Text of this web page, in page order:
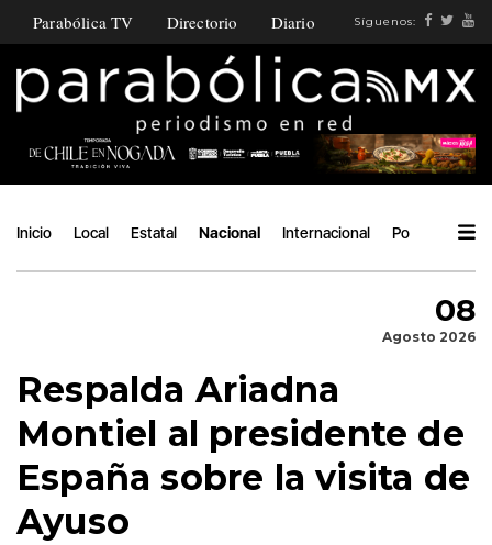
Parabólica TV Directorio Diario Síguenos:
Inicio Local Estatal Nacional Internacional Política
08
Agosto 2026
Respalda Ariadna
Montiel al presidente de
España sobre la visita de
Ayuso